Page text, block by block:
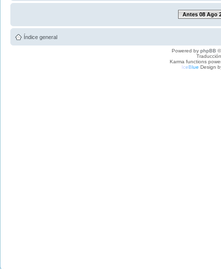
Antes 08 Ago
Índice general
Powered by phpBB
Karma functions
IceBlue Design